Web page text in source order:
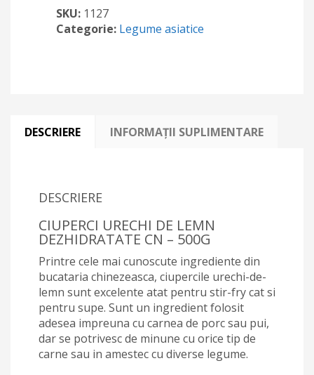
SKU: 1127
Categorie: Legume asiatice
DESCRIERE INFORMAȚII SUPLIMENTARE
DESCRIERE
CIUPERCI URECHI DE LEMN
DEZHIDRATATE CN – 500G
Printre cele mai cunoscute ingrediente din
bucataria chinezeasca, ciupercile urechi-de-
lemn sunt excelente atat pentru stir-fry cat si
pentru supe. Sunt un ingredient folosit
adesea impreuna cu carnea de porc sau pui,
dar se potrivesc de minune cu orice tip de
carne sau in amestec cu diverse legume.